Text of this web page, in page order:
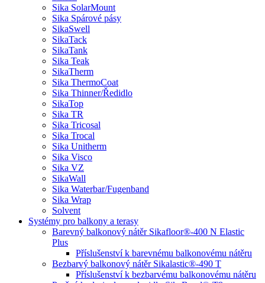
Sika SolarMount
Sika Spárové pásy
SikaSwell
SikaTack
SikaTank
Sika Teak
SikaTherm
Sika ThermoCoat
Sika Thinner/Ředidlo
SikaTop
Sika TR
Sika Tricosal
Sika Trocal
Sika Unitherm
Sika Visco
Sika VZ
SikaWall
Sika Waterbar/Fugenband
Sika Wrap
Solvent
Systémy pro balkony a terasy
Barevný balkonový nátěr Sikafloor®-400 N Elastic
Plus
Příslušenství k barevnému balkonovému nátěru
Bezbarvý balkonový nátěr Sikalastic®-490 T
Příslušenství k bezbarvému balkonovému nátěru